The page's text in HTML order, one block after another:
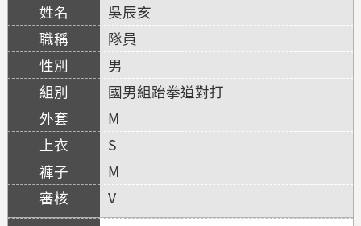
吳辰亥
隊員
男
國男組跆拳道對打
M
S
M
V